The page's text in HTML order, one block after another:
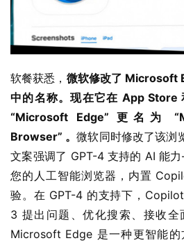
软餐获悉， 微软修改了 Microsoft
中的名称。现在它在 App Store
“Microsoft Edge” 更名为
Browser” 。微软同时修改了该浏
文案强调了 GPT-4 支持的 AI 能
您的人工智能浏览器，内置
验。在 GPT-4 的支持下，
3 提出问题、优化搜索、接收全
Microsoft Edge 是一种更智能的